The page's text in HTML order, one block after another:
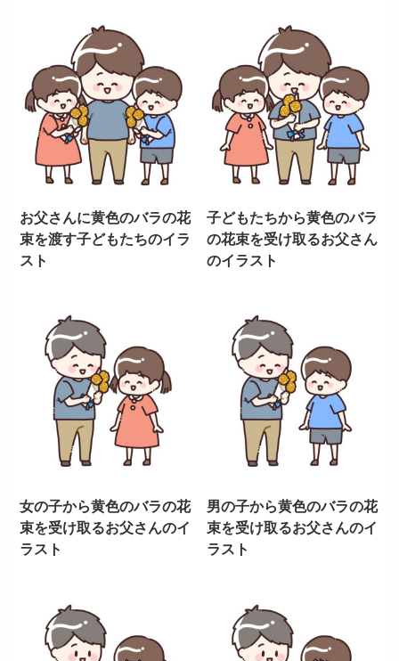
お父さんに黄色のバラの花
束を渡す子どもたちのイラ
スト
子どもたちから黄色のバラ
の花束を受け取るお父さん
のイラスト
女の子から黄色のバラの花
束を受け取るお父さんのイ
ラスト
男の子から黄色のバラの花
束を受け取るお父さんのイ
ラスト